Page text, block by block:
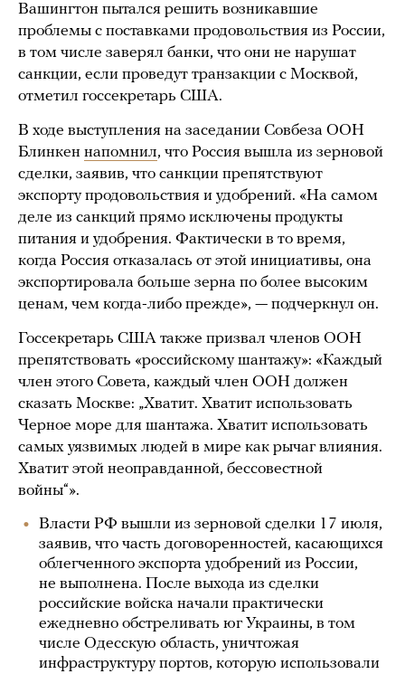
Вашингтон пытался решить возникавшие
проблемы с поставками продовольствия из России,
в том числе заверял банки, что они не нарушат
санкции, если проведут транзакции с Москвой,
отметил госсекретарь США.
В ходе выступления на заседании Совбеза ООН
Блинкен напомнил, что Россия вышла из зерновой
сделки, заявив, что санкции препятствуют
экспорту продовольствия и удобрений. «На самом
деле из санкций прямо исключены продукты
питания и удобрения. Фактически в то время,
когда Россия отказалась от этой инициативы, она
экспортировала больше зерна по более высоким
ценам, чем когда-либо прежде», — подчеркнул он.
Госсекретарь США также призвал членов ООН
препятствовать «российскому шантажу»: «Каждый
член этого Совета, каждый член ООН должен
сказать Москве: „Хватит. Хватит использовать
Черное море для шантажа. Хватит использовать
самых уязвимых людей в мире как рычаг влияния.
Хватит этой неоправданной, бессовестной
войны“».
Власти РФ вышли из зерновой сделки 17 июля,
заявив, что часть договоренностей, касающихся
облегченного экспорта удобрений из России,
не выполнена. После выхода из сделки
российские войска начали практически
ежедневно обстреливать юг Украины, в том
числе Одесскую область, уничтожая
инфраструктуру портов, которую использовали